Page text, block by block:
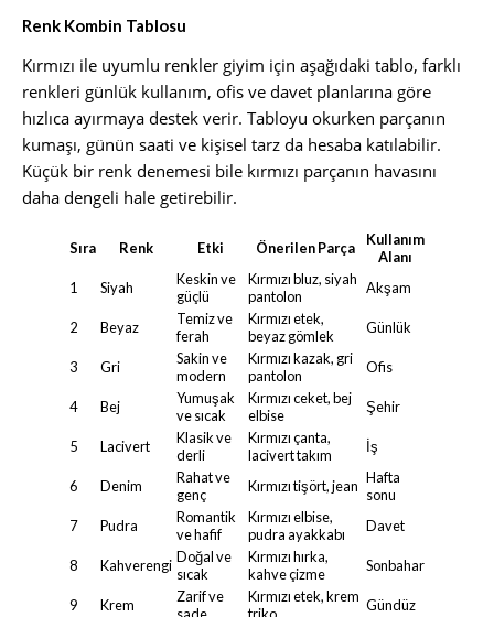
Renk Kombin Tablosu
Kırmızı ile uyumlu renkler giyim için aşağıdaki tablo, farklı
renkleri günlük kullanım, ofis ve davet planlarına göre
hızlıca ayırmaya destek verir. Tabloyu okurken parçanın
kumaşı, günün saati ve kişisel tarz da hesaba katılabilir.
Küçük bir renk denemesi bile kırmızı parçanın havasını
daha dengeli hale getirebilir.
Sıra Renk Etki Önerilen Parça
Kullanım
Alanı
1
Siyah
Keskin ve
güçlü
Kırmızı bluz, siyah
pantolon
Akşam
2 Beyaz
Temiz ve
ferah
Kırmızı etek,
beyaz gömlek
Günlük
3 Gri
Sakin ve
modern
Kırmızı kazak, gri
pantolon
Ofis
4 Bej
Yumuşak
ve sıcak
Kırmızı ceket, bej
elbise
Şehir
5 Lacivert
Klasik ve
derli
Kırmızı çanta,
lacivert takım
İş
6 Denim
Rahat ve
genç
Kırmızı tişört, jean Hafta
sonu
7
Pudra
Romantik
ve hafif
Kırmızı elbise,
pudra ayakkabı
Davet
8 Kahverengi Doğal ve
sıcak
Kırmızı hırka,
kahve çizme
Sonbahar
9 Krem
Zarif ve
Kırmızı etek, krem Gündüz